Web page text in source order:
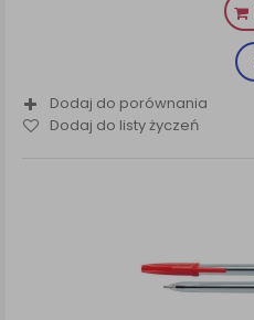
Dodaj do porównania
Dodaj do listy życzeń